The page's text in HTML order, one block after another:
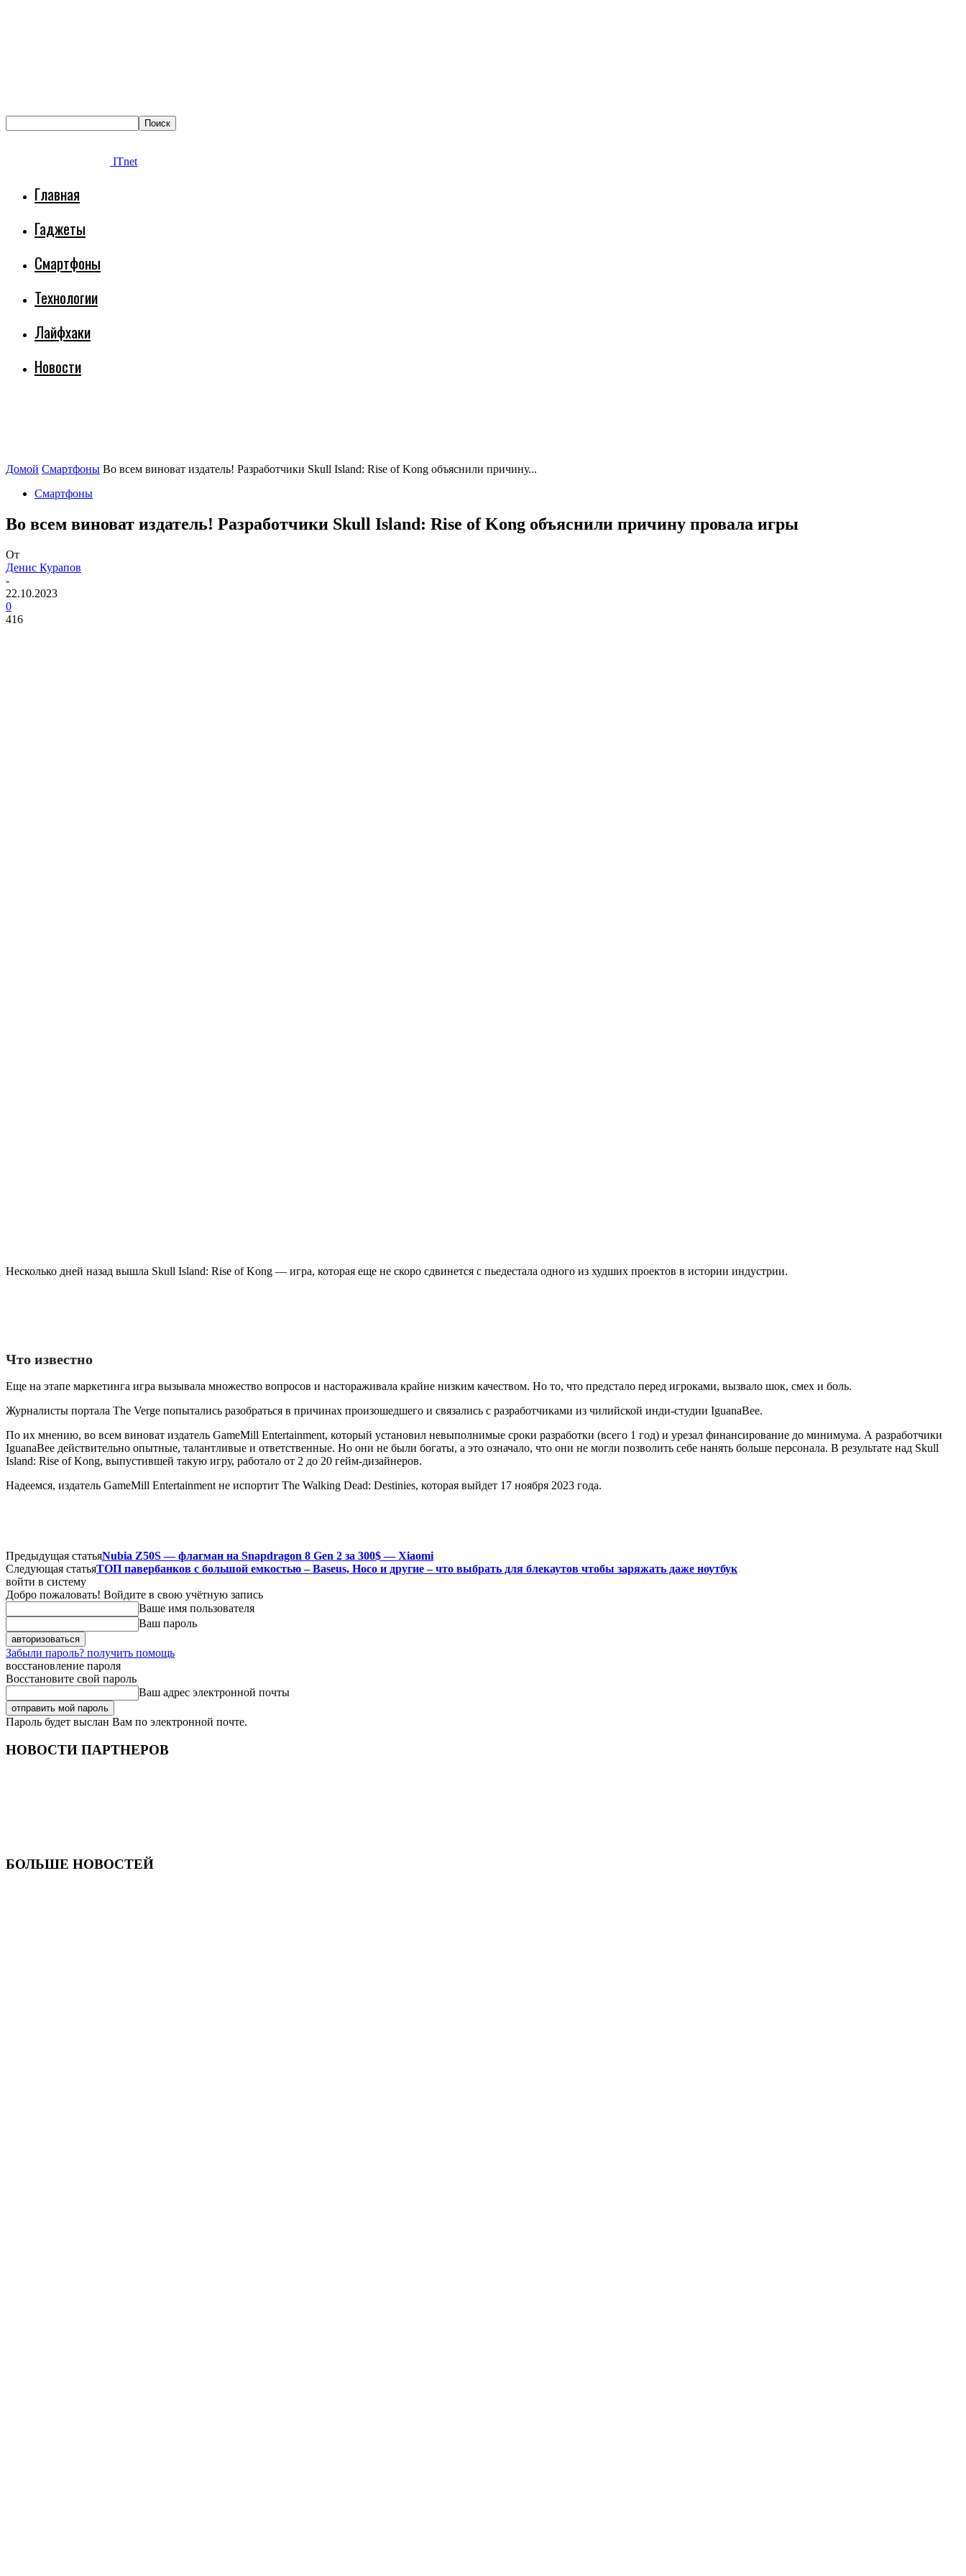
ITnet
Главная
Гаджеты
Смартфоны
Технологии
Лайфхаки
Новости
Домой Смартфоны Во всем виноват издатель! Разработчики Skull Island: Rise of Kong объяснили причину...
Смартфоны
Во всем виноват издатель! Разработчики Skull Island: Rise of Kong объяснили причину провала игры
От
Денис Курапов
-
22.10.2023
0
416
Несколько дней назад вышла Skull Island: Rise of Kong — игра, которая еще не скоро сдвинется с пьедестала одного из худших проектов в истории индустрии.
Что известно
Еще на этапе маркетинга игра вызывала множество вопросов и настораживала крайне низким качеством. Но то, что предстало перед игроками, вызвало шок, смех и боль.
Журналисты портала The Verge попытались разобраться в причинах произошедшего и связались с разработчиками из чилийской инди-студии IguanaBee.
По их мнению, во всем виноват издатель GameMill Entertainment, который установил невыполнимые сроки разработки (всего 1 год) и урезал финансирование до минимума. А разработчики
IguanaBee действительно опытные, талантливые и ответственные. Но они не были богаты, а это означало, что они не могли позволить себе нанять больше персонала. В результате над Skull
Island: Rise of Kong, выпустившей такую ​​игру, работало от 2 до 20 гейм-дизайнеров.
Надеемся, издатель GameMill Entertainment не испортит The Walking Dead: Destinies, которая выйдет 17 ноября 2023 года.
Предыдущая статьяNubia Z50S — флагман на Snapdragon 8 Gen 2 за 300$ — Xiaomi
Следующая статьяТОП павербанков с большой емкостью – Baseus, Hoco и другие – что выбрать для блекаутов чтобы заряжать даже ноутбук
войти в систему
Добро пожаловать! Войдите в свою учётную запись
Ваше имя пользователя
Ваш пароль
Забыли пароль? получить помощь
восстановление пароля
Восстановите свой пароль
Ваш адрес электронной почты
Пароль будет выслан Вам по электронной почте.
НОВОСТИ ПАРТНЕРОВ
БОЛЬШЕ НОВОСТЕЙ